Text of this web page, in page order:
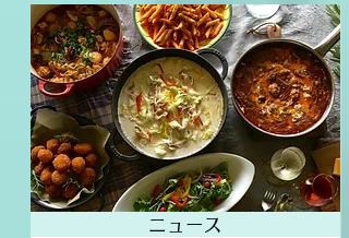
ニュース